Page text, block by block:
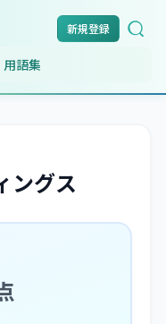
新規登録
用語集
ングス